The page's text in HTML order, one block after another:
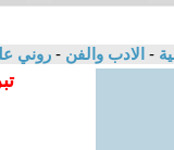
- الادب والفن - روني